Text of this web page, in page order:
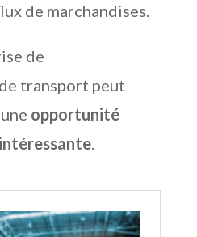
de marchandises.
de
transport peut
opportunité
.